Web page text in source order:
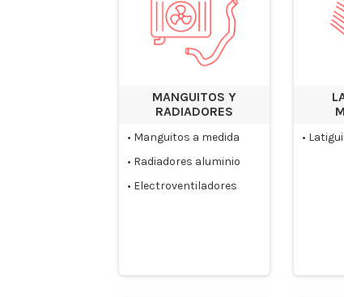
MANGUITOS Y
RADIADORES
• Manguitos a medida
• Radiadores aluminio
• Electroventiladores
•